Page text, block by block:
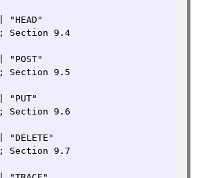
| "HEAD"
; Section 9.4
| "POST"
; Section 9.5
| "PUT"
; Section 9.6
| "DELETE"
; Section 9.7